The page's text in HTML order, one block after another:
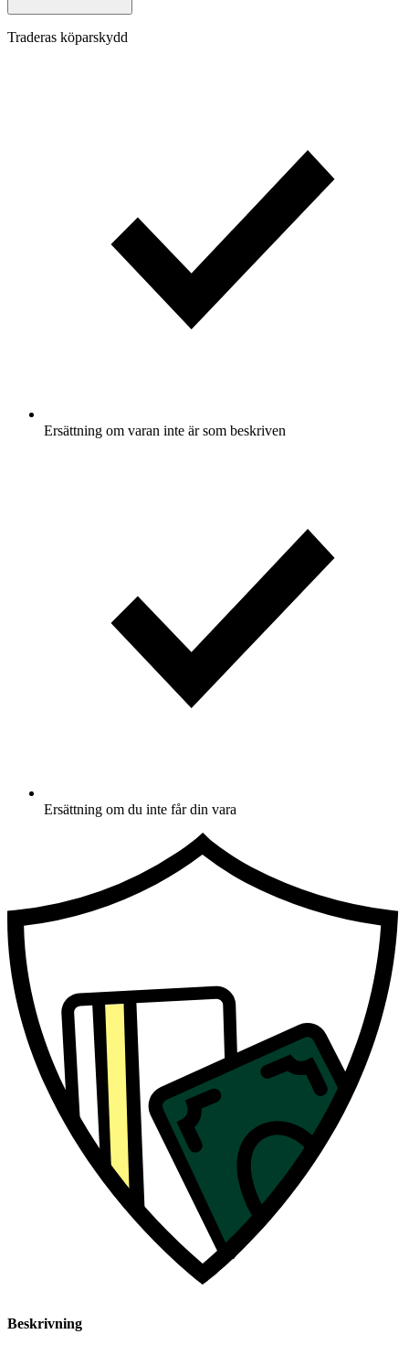
Traderas köparskydd
Ersättning om varan inte är som beskriven
Ersättning om du inte får din vara
Beskrivning